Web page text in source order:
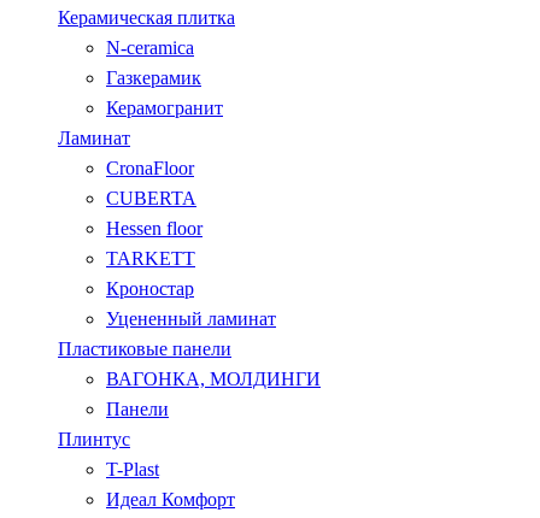
Керамическая плитка
N-ceramica
Газкерамик
Керамогранит
Ламинат
CronaFloor
CUBERTA
Hessen floor
TARKETT
Кроностар
Уцененный ламинат
Пластиковые панели
ВАГОНКА, МОЛДИНГИ
Панели
Плинтус
T-Plast
Идеал Комфорт